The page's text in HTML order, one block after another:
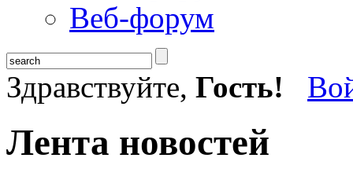
Веб-форум
Здравствуйте, Гость!
Лента новостей